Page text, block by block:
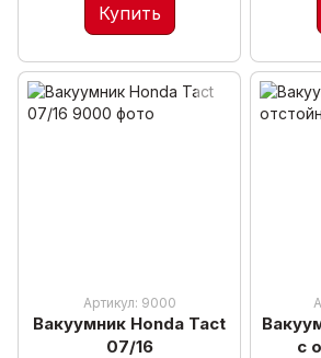
Купить
Артикул: 9000
Вакуумник Honda Tact
07/16
с